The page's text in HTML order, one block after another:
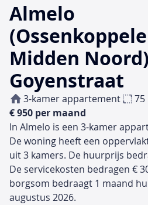
Almelo
Midden
Goyenstraat
3-kamer appartement 75
€ 950 per maand
In Almelo is een 3-kamer
De woning heeft een
uit 3 kamers. De huurprijs
De servicekosten bedragen €
borgsom bedraagt 1 maand
augustus 2026.